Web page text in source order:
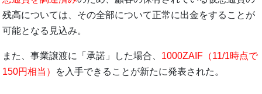
残高については、その全部について正常に出金をすることが
可能となる見込み。
また、事業譲渡に「承諾」した場合、 1000ZAIF（11/1時点で
150円相当） を入手できることが新たに発表された。